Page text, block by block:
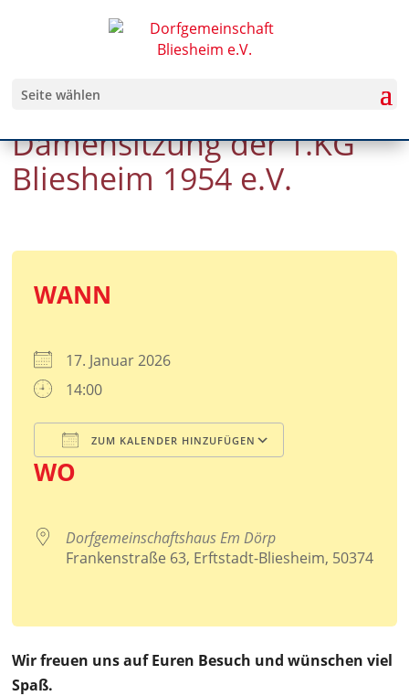
Seite wählen
Damensitzung der 1.KG
Bliesheim 1954 e.V.
WANN
17. Januar 2026
14:00
ZUM KALENDER HINZUFÜGEN
ICS herunterladen
WO
Dorfgemeinschaftshaus Em Dörp
Frankenstraße 63, Erftstadt-Bliesheim, 50374
Wir freuen uns auf Euren Besuch und wünschen viel
Spaß.